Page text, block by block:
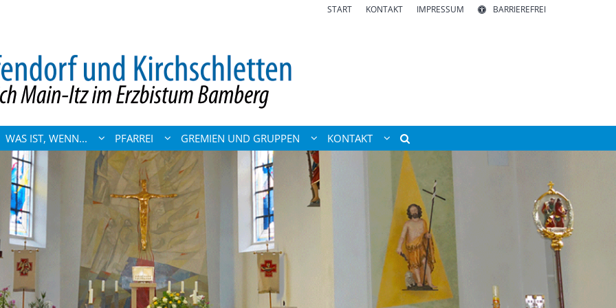
START KONTAKT IMPRESSUM BARRIEREFREI
WAS IST, WENN... PFARREI GREMIEN UND GRUPPEN KONTAKT